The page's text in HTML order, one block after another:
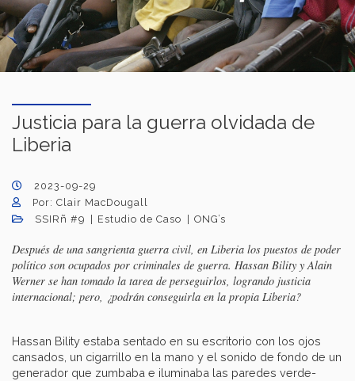
Justicia para la guerra olvidada de
Liberia
2023-09-29
Por: Clair MacDougall
SSIRñ #9
Estudio de Caso ONG’s
Después de una sangrienta guerra civil, en Liberia los puestos de poder
político son ocupados por criminales de guerra. Hassan Bility y Alain
Werner se han tomado la tarea de perseguirlos, logrando justicia
internacional; pero, ¿podrán conseguirla en la propia Liberia?
Hassan Bility estaba sentado en su escritorio con los ojos
cansados, un cigarrillo en la mano y el sonido de fondo de un
generador que zumbaba e iluminaba las paredes verde-